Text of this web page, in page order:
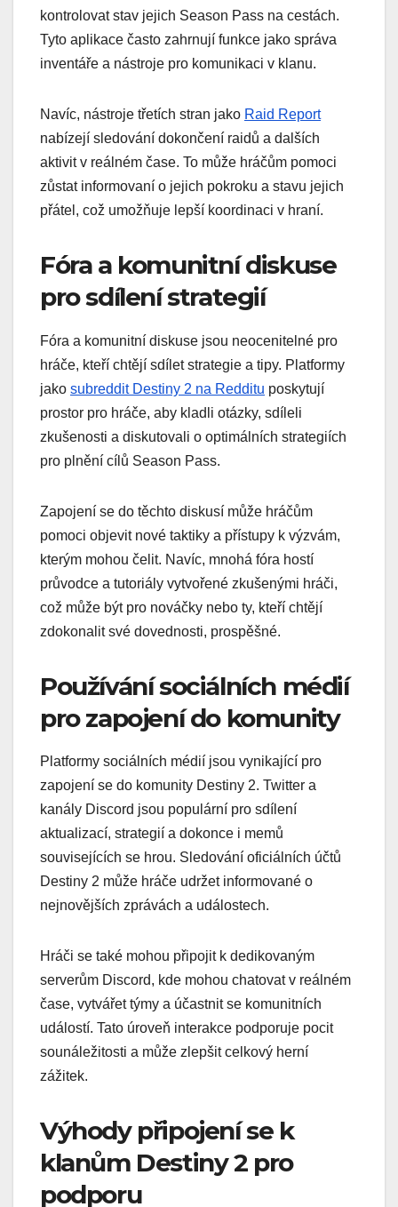
kontrolovat stav jejich Season Pass na cestách.
Tyto aplikace často zahrnují funkce jako správa
inventáře a nástroje pro komunikaci v klanu.
Navíc, nástroje třetích stran jako Raid Report
nabízejí sledování dokončení raidů a dalších
aktivit v reálném čase. To může hráčům pomoci
zůstat informovaní o jejich pokroku a stavu jejich
přátel, což umožňuje lepší koordinaci v hraní.
Fóra a komunitní diskuse
pro sdílení strategií
Fóra a komunitní diskuse jsou neocenitelné pro
hráče, kteří chtějí sdílet strategie a tipy. Platformy
jako subreddit Destiny 2 na Redditu poskytují
prostor pro hráče, aby kladli otázky, sdíleli
zkušenosti a diskutovali o optimálních strategiích
pro plnění cílů Season Pass.
Zapojení se do těchto diskusí může hráčům
pomoci objevit nové taktiky a přístupy k výzvám,
kterým mohou čelit. Navíc, mnohá fóra hostí
průvodce a tutoriály vytvořené zkušenými hráči,
což může být pro nováčky nebo ty, kteří chtějí
zdokonalit své dovednosti, prospěšné.
Používání sociálních médií
pro zapojení do komunity
Platformy sociálních médií jsou vynikající pro
zapojení se do komunity Destiny 2. Twitter a
kanály Discord jsou populární pro sdílení
aktualizací, strategií a dokonce i memů
souvisejících se hrou. Sledování oficiálních účtů
Destiny 2 může hráče udržet informované o
nejnovějších zprávách a událostech.
Hráči se také mohou připojit k dedikovaným
serverům Discord, kde mohou chatovat v reálném
čase, vytvářet týmy a účastnit se komunitních
událostí. Tato úroveň interakce podporuje pocit
sounáležitosti a může zlepšit celkový herní
zážitek.
Výhody připojení se k
klanům Destiny 2 pro
podporu